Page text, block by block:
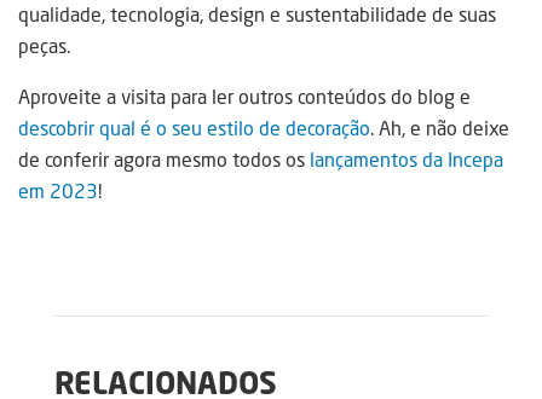
qualidade, tecnologia, design e sustentabilidade de suas
peças.
Aproveite a visita para ler outros conteúdos do blog e
descobrir qual é o seu estilo de decoração. Ah, e não deixe
de conferir agora mesmo todos os lançamentos da Incepa
em 2023!
RELACIONADOS